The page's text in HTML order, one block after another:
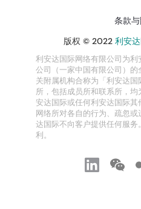
条款
版权 © 2022 利安
利安达国际网络有限公司为
公司（一家中国有限公司）
关附属机构合称为「利安达
所，包括成员所和联系所，
安达国际或任何利安达国际
网络所对各自的行为、疏忽
达国际不向客户提供任何服
利。